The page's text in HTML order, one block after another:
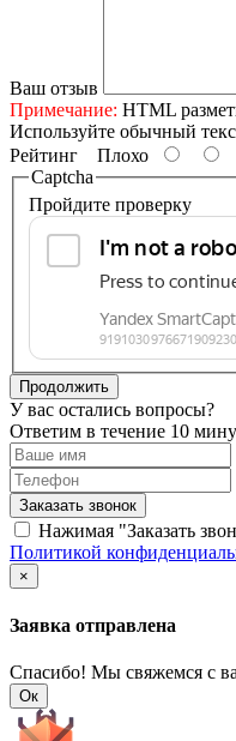
Ваш отзыв
Примечание: HTML
Используйте обычный
Рейтинг Плохо
Captcha
Пройдите проверку
Продолжить
У вас остались вопросы?
Ответим в течение 10
Заказать звонок
Нажимая "Заказать
Политикой
×
Заявка отправлена
Спасибо! Мы свяжемся с
Ок